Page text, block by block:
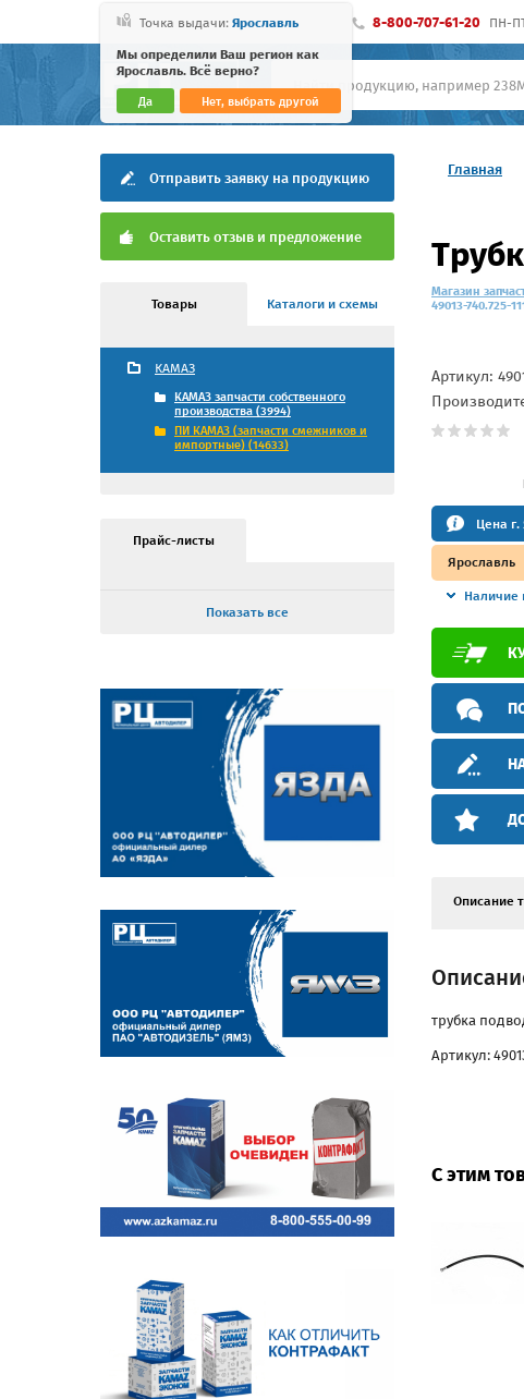
Точка выдачи: Ярославль
Мы определили Ваш регион как
Ярославль. Всё верно?
Да Нет, выбрать другой
8-800-707-61-20 ПН-
Главная
Отправить заявку на продукцию
Оставить отзыв и предложение
Товары Каталоги и схемы
КАМАЗ
КАМАЗ запчасти собственного
производства (3994)
ПИ КАМАЗ (запчасти смежников и
импортные) (14633)
Прайс-листы
Показать все
Магазин
49013-740.725-
Артикул:
Цена
Ярославль
Наличие
Описание
трубка
Артикул:
С этим